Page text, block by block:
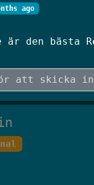
är den bästa
ago